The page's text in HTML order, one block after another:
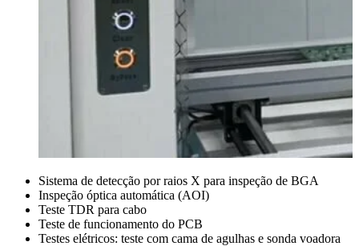
Sistema de detecção por raios X para inspeção de BGA
Inspeção óptica automática (AOI)
Teste TDR para cabo
Teste de funcionamento do PCB
Testes elétricos: teste com cama de agulhas e sonda voadora